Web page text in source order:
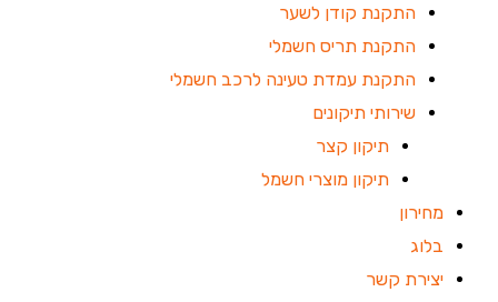
התקנת קודן לשער
התקנת תריס חשמלי
התקנת עמדת טעינה לרכב חשמלי
שירותי תיקונים
תיקון קצר
תיקון מוצרי חשמל
מחירון
בלוג
יצירת קשר